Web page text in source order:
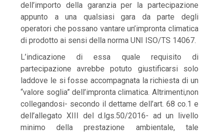
dell’importo della garanzia per la partecipazione
appunto a una qualsiasi gara da parte degli
operatori che possano vantare un’impronta climatica
di prodotto ai sensi della norma UNI ISO/TS 14067.
L’indicazione di essa quale requisito di
partecipazione avrebbe potuto giustificarsi solo
laddove le si fosse accompagnata la richiesta di un
“valore soglia” dell’impronta climatica. Altrimenti,non
collegandosi- secondo il dettame dell’art. 68 co.1 e
dell’allegato XIII del d.lgs.50/2016- ad un livello
minimo della prestazione ambientale, tale